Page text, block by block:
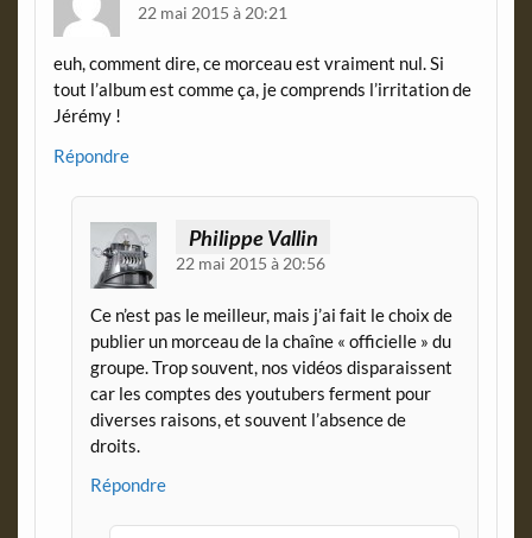
22 mai 2015 à 20:21
euh, comment dire, ce morceau est vraiment nul. Si
tout l’album est comme ça, je comprends l’irritation de
Jérémy !
Répondre
Philippe Vallin
22 mai 2015 à 20:56
Ce n’est pas le meilleur, mais j’ai fait le choix de
publier un morceau de la chaîne « officielle » du
groupe. Trop souvent, nos vidéos disparaissent
car les comptes des youtubers ferment pour
diverses raisons, et souvent l’absence de
droits.
Répondre